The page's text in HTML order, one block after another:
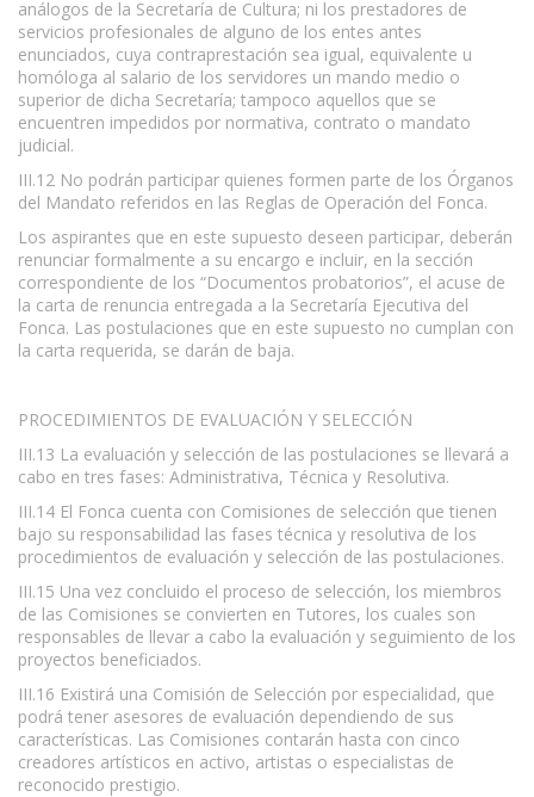
análogos de la Secretaría de Cultura; ni los prestadores de
servicios profesionales de alguno de los entes antes
enunciados, cuya contraprestación sea igual, equivalente u
homóloga al salario de los servidores un mando medio o
superior de dicha Secretaría; tampoco aquellos que se
encuentren impedidos por normativa, contrato o mandato
judicial.
III.12 No podrán participar quienes formen parte de los Órganos
del Mandato referidos en las Reglas de Operación del Fonca.
Los aspirantes que en este supuesto deseen participar, deberán
renunciar formalmente a su encargo e incluir, en la sección
correspondiente de los “Documentos probatorios”, el acuse de
la carta de renuncia entregada a la Secretaría Ejecutiva del
Fonca. Las postulaciones que en este supuesto no cumplan con
la carta requerida, se darán de baja.
PROCEDIMIENTOS DE EVALUACIÓN Y SELECCIÓN
III.13 La evaluación y selección de las postulaciones se llevará a
cabo en tres fases: Administrativa, Técnica y Resolutiva.
III.14 El Fonca cuenta con Comisiones de selección que tienen
bajo su responsabilidad las fases técnica y resolutiva de los
procedimientos de evaluación y selección de las postulaciones.
III.15 Una vez concluido el proceso de selección, los miembros
de las Comisiones se convierten en Tutores, los cuales son
responsables de llevar a cabo la evaluación y seguimiento de los
proyectos beneficiados.
III.16 Existirá una Comisión de Selección por especialidad, que
podrá tener asesores de evaluación dependiendo de sus
características. Las Comisiones contarán hasta con cinco
creadores artísticos en activo, artistas o especialistas de
reconocido prestigio.